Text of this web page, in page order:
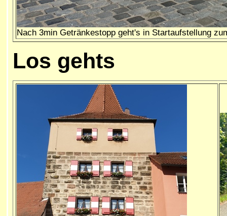
Nach 3min Getränkestopp geht's in Startaufstellung
Los gehts